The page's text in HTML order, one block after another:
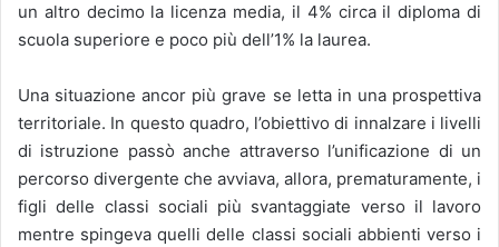
un altro decimo la licenza media, il 4% circa il diploma di
scuola superiore e poco più dell’1% la laurea.
Una situazione ancor più grave se letta in una prospettiva
territoriale. In questo quadro, l’obiettivo di innalzare i livelli
di istruzione passò anche attraverso l’unificazione di un
percorso divergente che avviava, allora, prematuramente, i
figli delle classi sociali più svantaggiate verso il lavoro
mentre spingeva quelli delle classi sociali abbienti verso i